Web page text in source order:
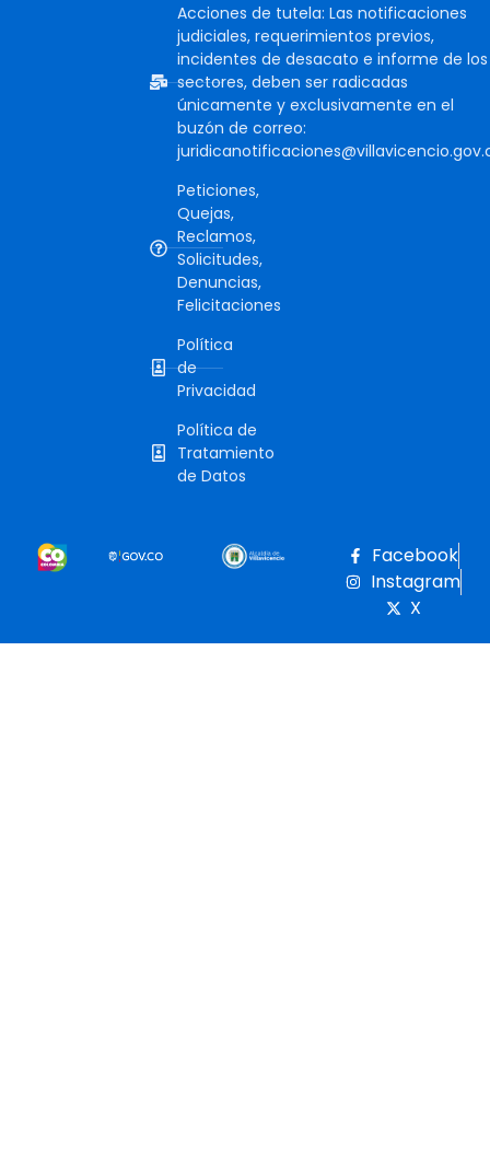
Acciones de tutela: Las notificaciones
judiciales, requerimientos previos,
incidentes de desacato e informe de los
sectores, deben ser radicadas
únicamente y exclusivamente en el
buzón de correo:
Peticiones,
Quejas,
Reclamos,
Solicitudes,
Denuncias,
Felicitaciones
Política
de
Privacidad
Política de
Tratamiento
de Datos
Facebook
Instagram
X